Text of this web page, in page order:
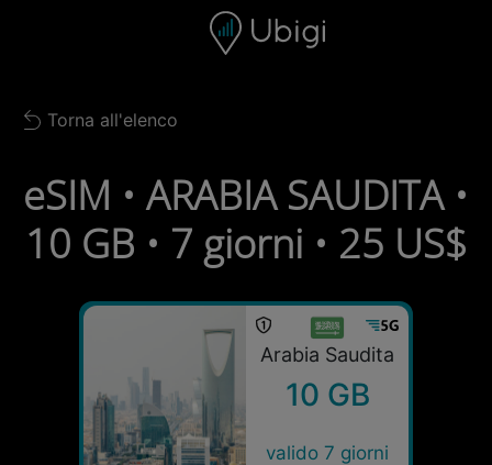
Barra di navigazione
Back to list
Torna all'elenco
eSIM • ARABIA SAUDITA •
10 GB • 7 giorni • 25 US$
Arabia Saudita
10 GB
valido 7 giorni